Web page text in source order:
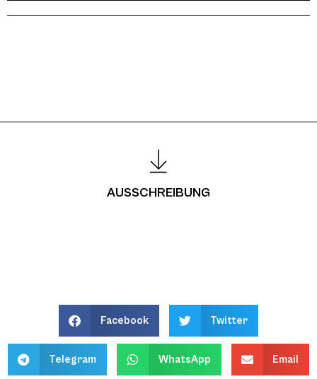
AUSSCHREIBUNG
Facebook Twitter
Telegram WhatsApp Email